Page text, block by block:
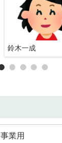
鈴木一成
業用